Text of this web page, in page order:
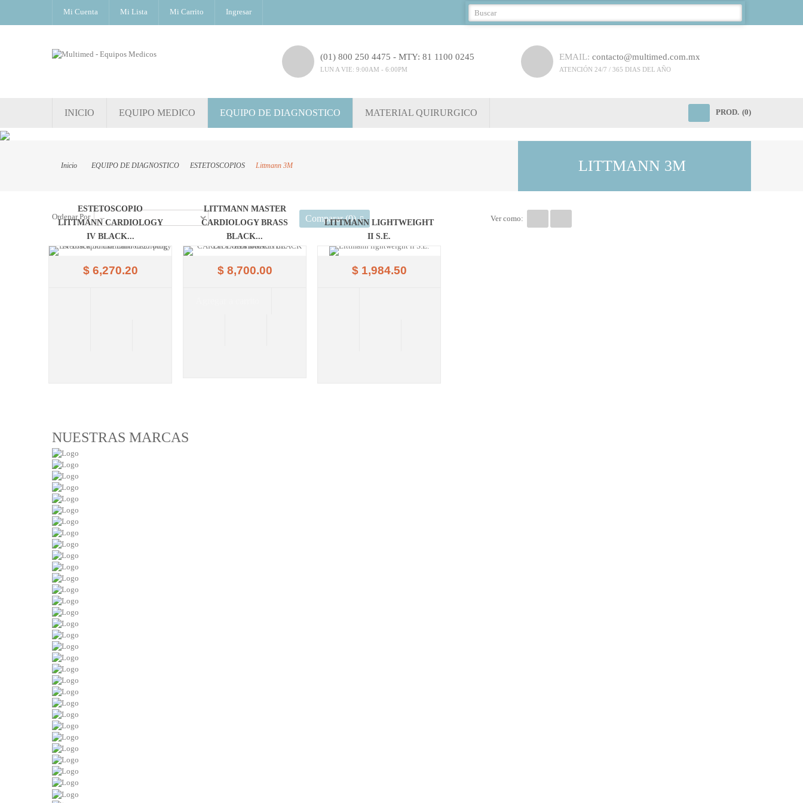
Mi Cuenta Mi Lista Mi Carrito Ingresar
(01) 800 250 4475 - MTY: 81 1100 0245
LUN A VIE: 9:00AM - 6:00PM
EMAIL:contacto@multimed.com.mx
ATENCIÓN 24/7 / 365 DIAS DEL AÑO
PROD. (0)
INICIO EQUIPO MEDICO EQUIPO DE DIAGNOSTICO MATERIAL QUIRURGICO
Inicio EQUIPO DE DIAGNOSTICO ESTETOSCOPIOS Littmann 3M LITTMANN 3M
Ver como:
Ordenar Por Comparar (0)
ESTETOSCOPIO
LITTMANN CARDIOLOGY
IV BLACK...
$ 6,270.20
LITTMANN MASTER
CARDIOLOGY BRASS
BLACK...
$ 8,700.00
LITTMANN LIGHTWEIGHT
II S.E.
$ 1,984.50
NUESTRAS MARCAS